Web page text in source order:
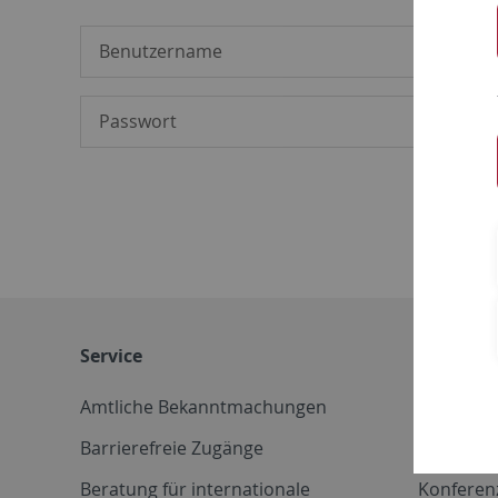
Service
Amtliche Bekanntmachungen
Barrierefreie Zugänge
Beratung für internationale